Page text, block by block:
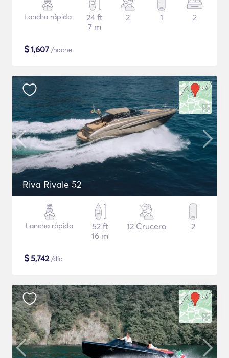
Lancha rápida
24 ft
7 m
2 1 2
$1,607 /noche
Riva Rivale 52
Lancha rápida
52 ft
16 m
12 Crucero 2
$5,742/día